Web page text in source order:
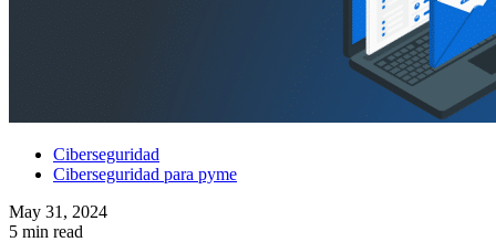
Ciberseguridad
Ciberseguridad para pyme
May 31, 2024
5 min read